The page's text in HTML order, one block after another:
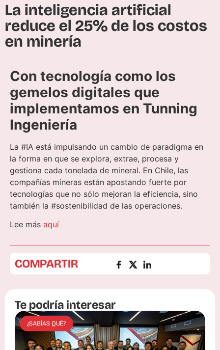
La inteligencia artificial
reduce el 25% de los costos
en minería
Con tecnología como los
gemelos digitales que
implementamos en Tunning
Ingeniería
La #IA está impulsando un cambio de paradigma en
la forma en que se explora, extrae, procesa y
gestiona cada tonelada de mineral. En Chile, las
compañías mineras están apostando fuerte por
tecnologías que no sólo mejoran la eficiencia, sino
también la #sostenibilidad de las operaciones.
Lee más aquí
COMPARTIR
Te podría interesar
¿SABÍAS QUÉ?